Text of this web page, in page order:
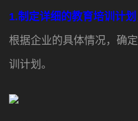
1.制定详细的教育培训计划
根据企业的具体情况，确
训计划。